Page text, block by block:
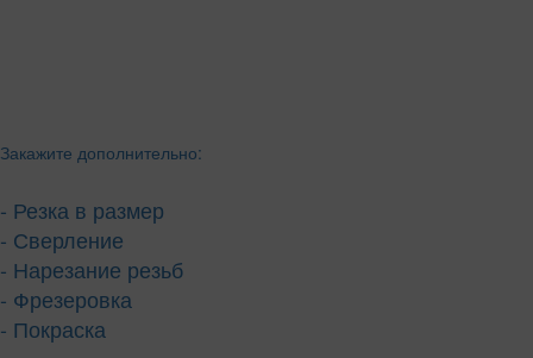
Закажите дополнительно:
- Резка в размер
- Сверление
- Нарезание резьб
- Фрезеровка
- Покраска